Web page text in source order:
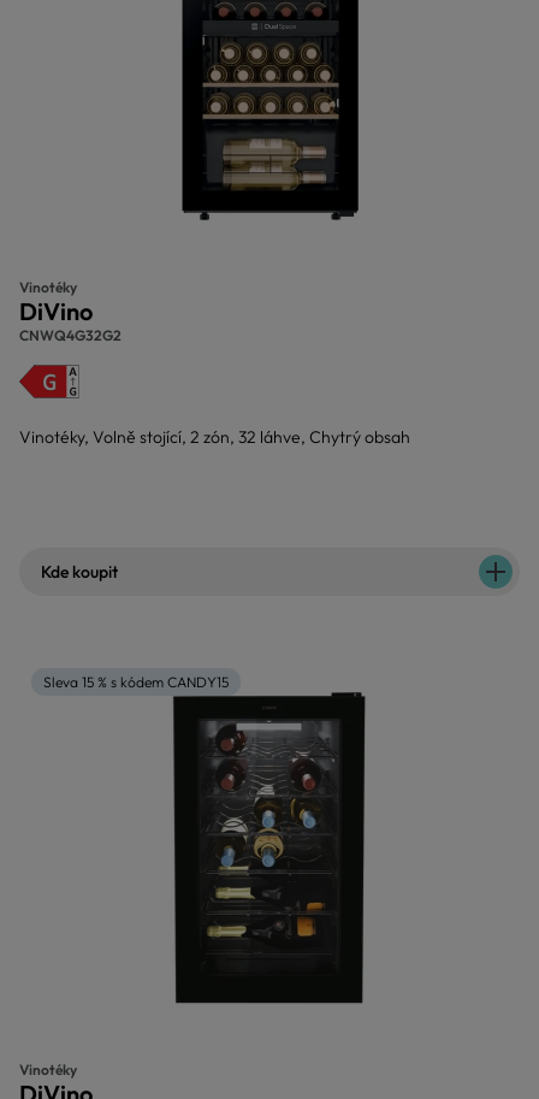
Vinotéky
DiVino
CNWQ4G32G2
Vinotéky, Volně stojící, 2 zón, 32 láhve, Chytrý obsah
Kde koupit
Sleva 15 % s kódem CANDY15
Vinotéky